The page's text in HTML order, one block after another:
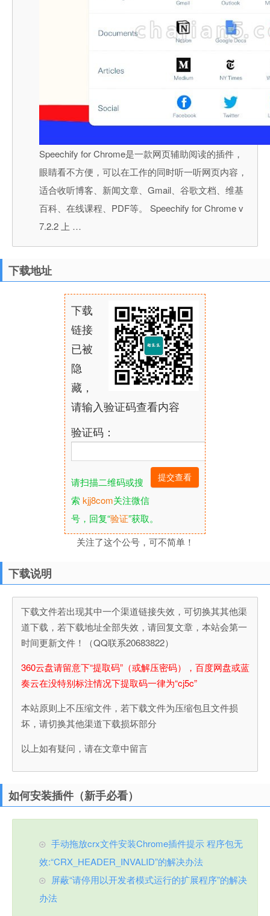
Speechify for Chrome是一款网页辅助阅读的插件，
眼睛看不方便，可以在工作的同时听一听网页内容，
适合收听博客、新闻文章、Gmail、谷歌文档、维基
百科、在线课程、PDF等。 Speechify for Chrome v
7.2.2 上 …
下载地址
下载
链接
已被
隐
藏，
请输入验证码查看内容
验证码：
请扫描二维码或搜
索kjj8com关注微信
号，回复“验证”获取。
关注了这个公号，可不简单！
下载说明
下载文件若出现其中一个渠道链接失效，可切换其其他渠
道下载，若下载地址全部失效，请回复文章，本站会第一
时间更新文件！（QQ联系20683822）
360云盘请留意下“提取码”（或解压密码），百度网盘或蓝
奏云在没特别标注情况下提取码一律为“cj5c”
本站原则上不压缩文件，若下载文件为压缩包且文件损
坏，请切换其他渠道下载损坏部分
以上如有疑问，请在文章中留言
如何安装插件（新手必看）
手动拖放crx文件安装Chrome插件提示 程序包无
效:“CRX_HEADER_INVALID”的解决办法
屏蔽“请停用以开发者模式运行的扩展程序”的解决
办法